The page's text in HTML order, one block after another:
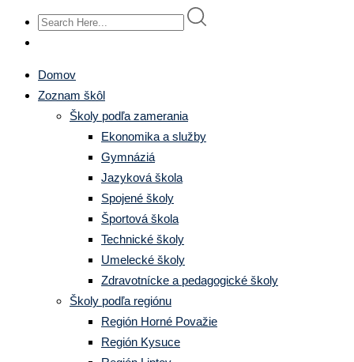
Domov
Zoznam škôl
Školy podľa zamerania
Ekonomika a služby
Gymnáziá
Jazyková škola
Spojené školy
Športová škola
Technické školy
Umelecké školy
Zdravotnícke a pedagogické školy
Školy podľa regiónu
Región Horné Považie
Región Kysuce